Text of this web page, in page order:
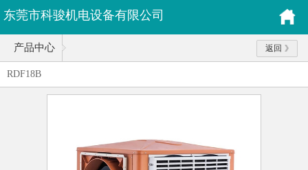
东莞市科骏机电设备有限公司
产品中心 返回
RDF18B